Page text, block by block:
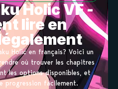
Holic VF -
lire en
Holic en français? Voici un
où trouver les chapitres
les options disponibles, et
progression facilement.